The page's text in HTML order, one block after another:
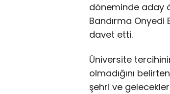
döneminde aday
Bandırma Onyedi
davet etti.
Üniversite
olmadığını
şehri ve